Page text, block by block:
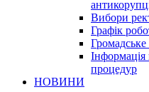
Вибори
Графік
процедур
НОВИНИ